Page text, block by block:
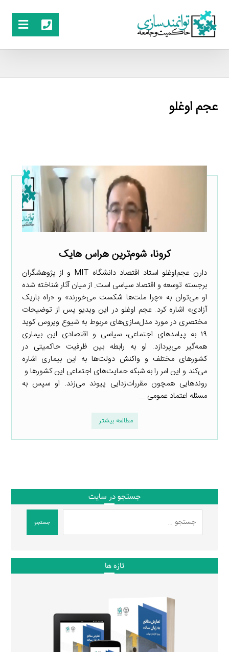
عجم ‌اوغلو
کرونا، شوم‌ترین هراس هایک
دارن عجم‌اوغلو استاد اقتصاد دانشگاه MIT و از پژوهشگران
برجسته توسعه و اقتصاد سیاسی است. از میان آثار شناخته شده
او می‌توان به «چرا ملت‌ها شکست می‌خورند» و «راه باریک
آزادی» اشاره کرد. عجم اوغلو در این ویدیو پس از توضیحات
مختصری در مورد مدل‌سازی‌های مربوط به شیوع ویروس کوید
۱۹ به پیامدهای اجتماعی، سیاسی و اقتصادی این بیماری
همه‌گیر می‌پردازد. او به رابطه بین ظرفیت حاکمیتی در
کشورهای مختلف و واکنش دولت‌ها به این بیماری اشاره
می‌کند و این امر را به شبکه حمایت‌های اجتماعی این کشورها و
روندهایی همچون مقررات‌زدایی پیوند می‌زند. او سپس به
مسئله اعتماد عمومی ...
مطالعه بیشتر
جستجو در سایت
جستجو
تازه ها